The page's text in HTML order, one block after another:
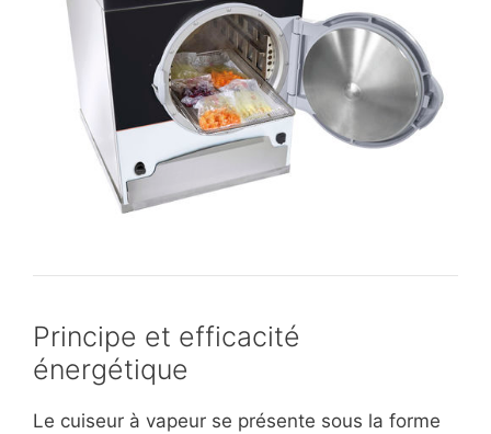
Principe et efficacité
énergétique
Le cuiseur à vapeur se présente sous la forme